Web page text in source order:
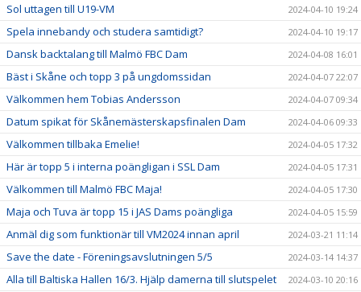
Sol uttagen till U19-VM 2024-04-10 19:24
Spela innebandy och studera samtidigt? 2024-04-10 19:17
Dansk backtalang till Malmö FBC Dam 2024-04-08 16:01
Bäst i Skåne och topp 3 på ungdomssidan 2024-04-07 22:07
Välkommen hem Tobias Andersson 2024-04-07 09:34
Datum spikat för Skånemästerskapsfinalen Dam 2024-04-06 09:33
Välkommen tillbaka Emelie! 2024-04-05 17:32
Här är topp 5 i interna poängligan i SSL Dam 2024-04-05 17:31
Välkommen till Malmö FBC Maja! 2024-04-05 17:30
Maja och Tuva är topp 15 i JAS Dams poängliga 2024-04-05 15:59
Anmäl dig som funktionär till VM2024 innan april 2024-03-21 11:14
Save the date - Föreningsavslutningen 5/5 2024-03-14 14:37
Alla till Baltiska Hallen 16/3. Hjälp damerna till slutspelet 2024-03-10 20:16